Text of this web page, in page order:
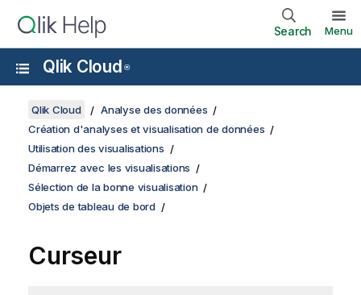
Search Menu
Qlik Cloud ®
Qlik Cloud
Analyse des données
Création d'analyses et visualisation de données
Utilisation des visualisations
Démarrez avec les visualisations
Sélection de la bonne visualisation
Objets de tableau de bord
Curseur